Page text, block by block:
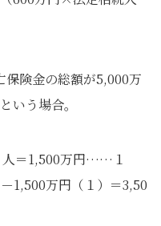
保険金の総額が5,000万
いう場合。
人＝1,500万円……１
1,500万円（１）＝3,50